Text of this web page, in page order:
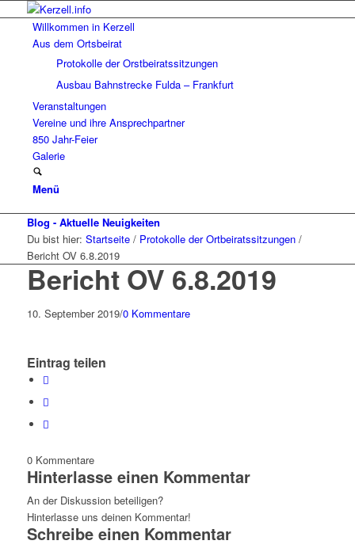
Willkommen in Kerzell
Aus dem Ortsbeirat
Protokolle der Orstbeiratssitzungen
Ausbau Bahnstrecke Fulda – Frankfurt
Veranstaltungen
Vereine und ihre Ansprechpartner
850 Jahr-Feier
Galerie
Menü
Blog - Aktuelle Neuigkeiten
Du bist hier: Startseite / Protokolle der Ortbeiratssitzungen /
Bericht OV 6.8.2019
Bericht OV 6.8.2019
10. September 2019/0 Kommentare
Eintrag teilen
0 Kommentare
Hinterlasse einen Kommentar
An der Diskussion beteiligen?
Hinterlasse uns deinen Kommentar!
Schreibe einen Kommentar